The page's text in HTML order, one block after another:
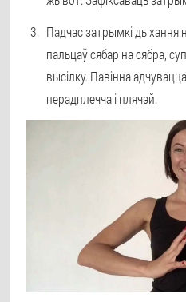
Падчас затрымкі дыхання
пальцаў сябар на сябра,
высілку. Павінна
перадплечча і плячэй.